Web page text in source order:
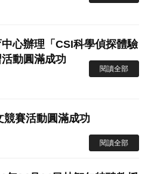
心辦理「CSI科學偵探體驗
動圓滿成功
閱讀全部
競賽活動圓滿成功
閱讀全部